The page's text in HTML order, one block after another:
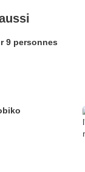
9 personnes